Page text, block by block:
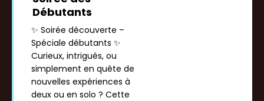
Débutants
✨ Soirée découverte –
Spéciale débutants ✨
Curieux, intrigués, ou
simplement en quête de
nouvelles expériences à
deux ou en solo ? Cette